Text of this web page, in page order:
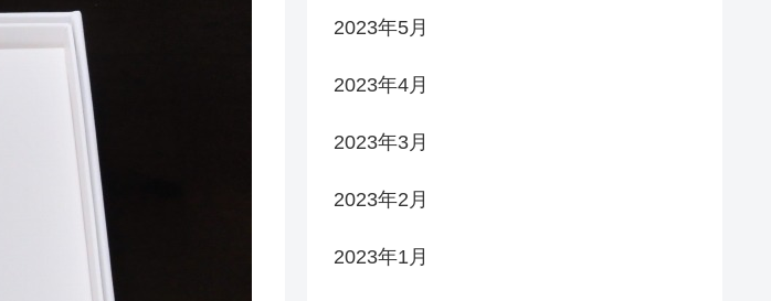
2023年5月
2023年4月
2023年3月
2023年2月
2023年1月